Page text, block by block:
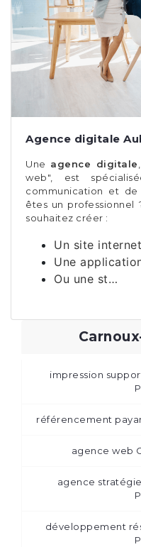
Agence digitale
Une agence digitale
web", est
communication et
êtes un professionnel
souhaitez créer :
Un site
Une
Ou une st…
impression
référencement
agence web
agence
développement